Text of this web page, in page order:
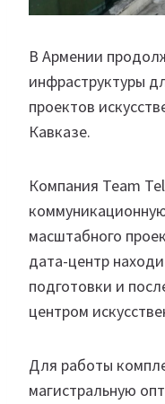
В Армении
инфраструктуры
проектов
Кавказе.
Компания Team
масштабного
дата-центр
подготовки и
центром
Для работы
магистральную